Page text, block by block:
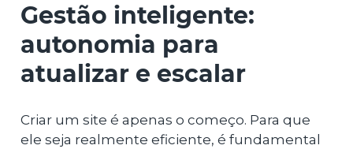
Gestão inteligente:
autonomia para
atualizar e escalar
Criar um site é apenas o começo. Para que
ele seja realmente eficiente, é fundamental